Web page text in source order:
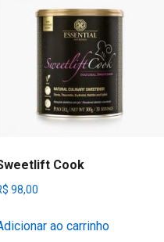
Cook
98,00
ao carrinho